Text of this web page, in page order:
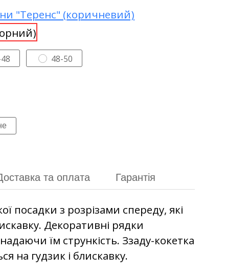
48-50
та оплата Гарантія
посадки з розрізами спереду, які
Декоративні рядки
їм стрункість. Ззаду-кокетка
на гудзик і блискавку.